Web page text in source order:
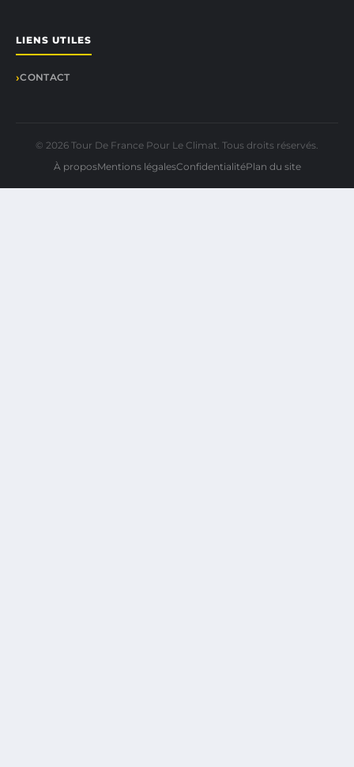
LIENS UTILES
CONTACT
© 2026 Tour De France Pour Le Climat. Tous droits réservés.
À proposMentions légalesConfidentialitéPlan du site